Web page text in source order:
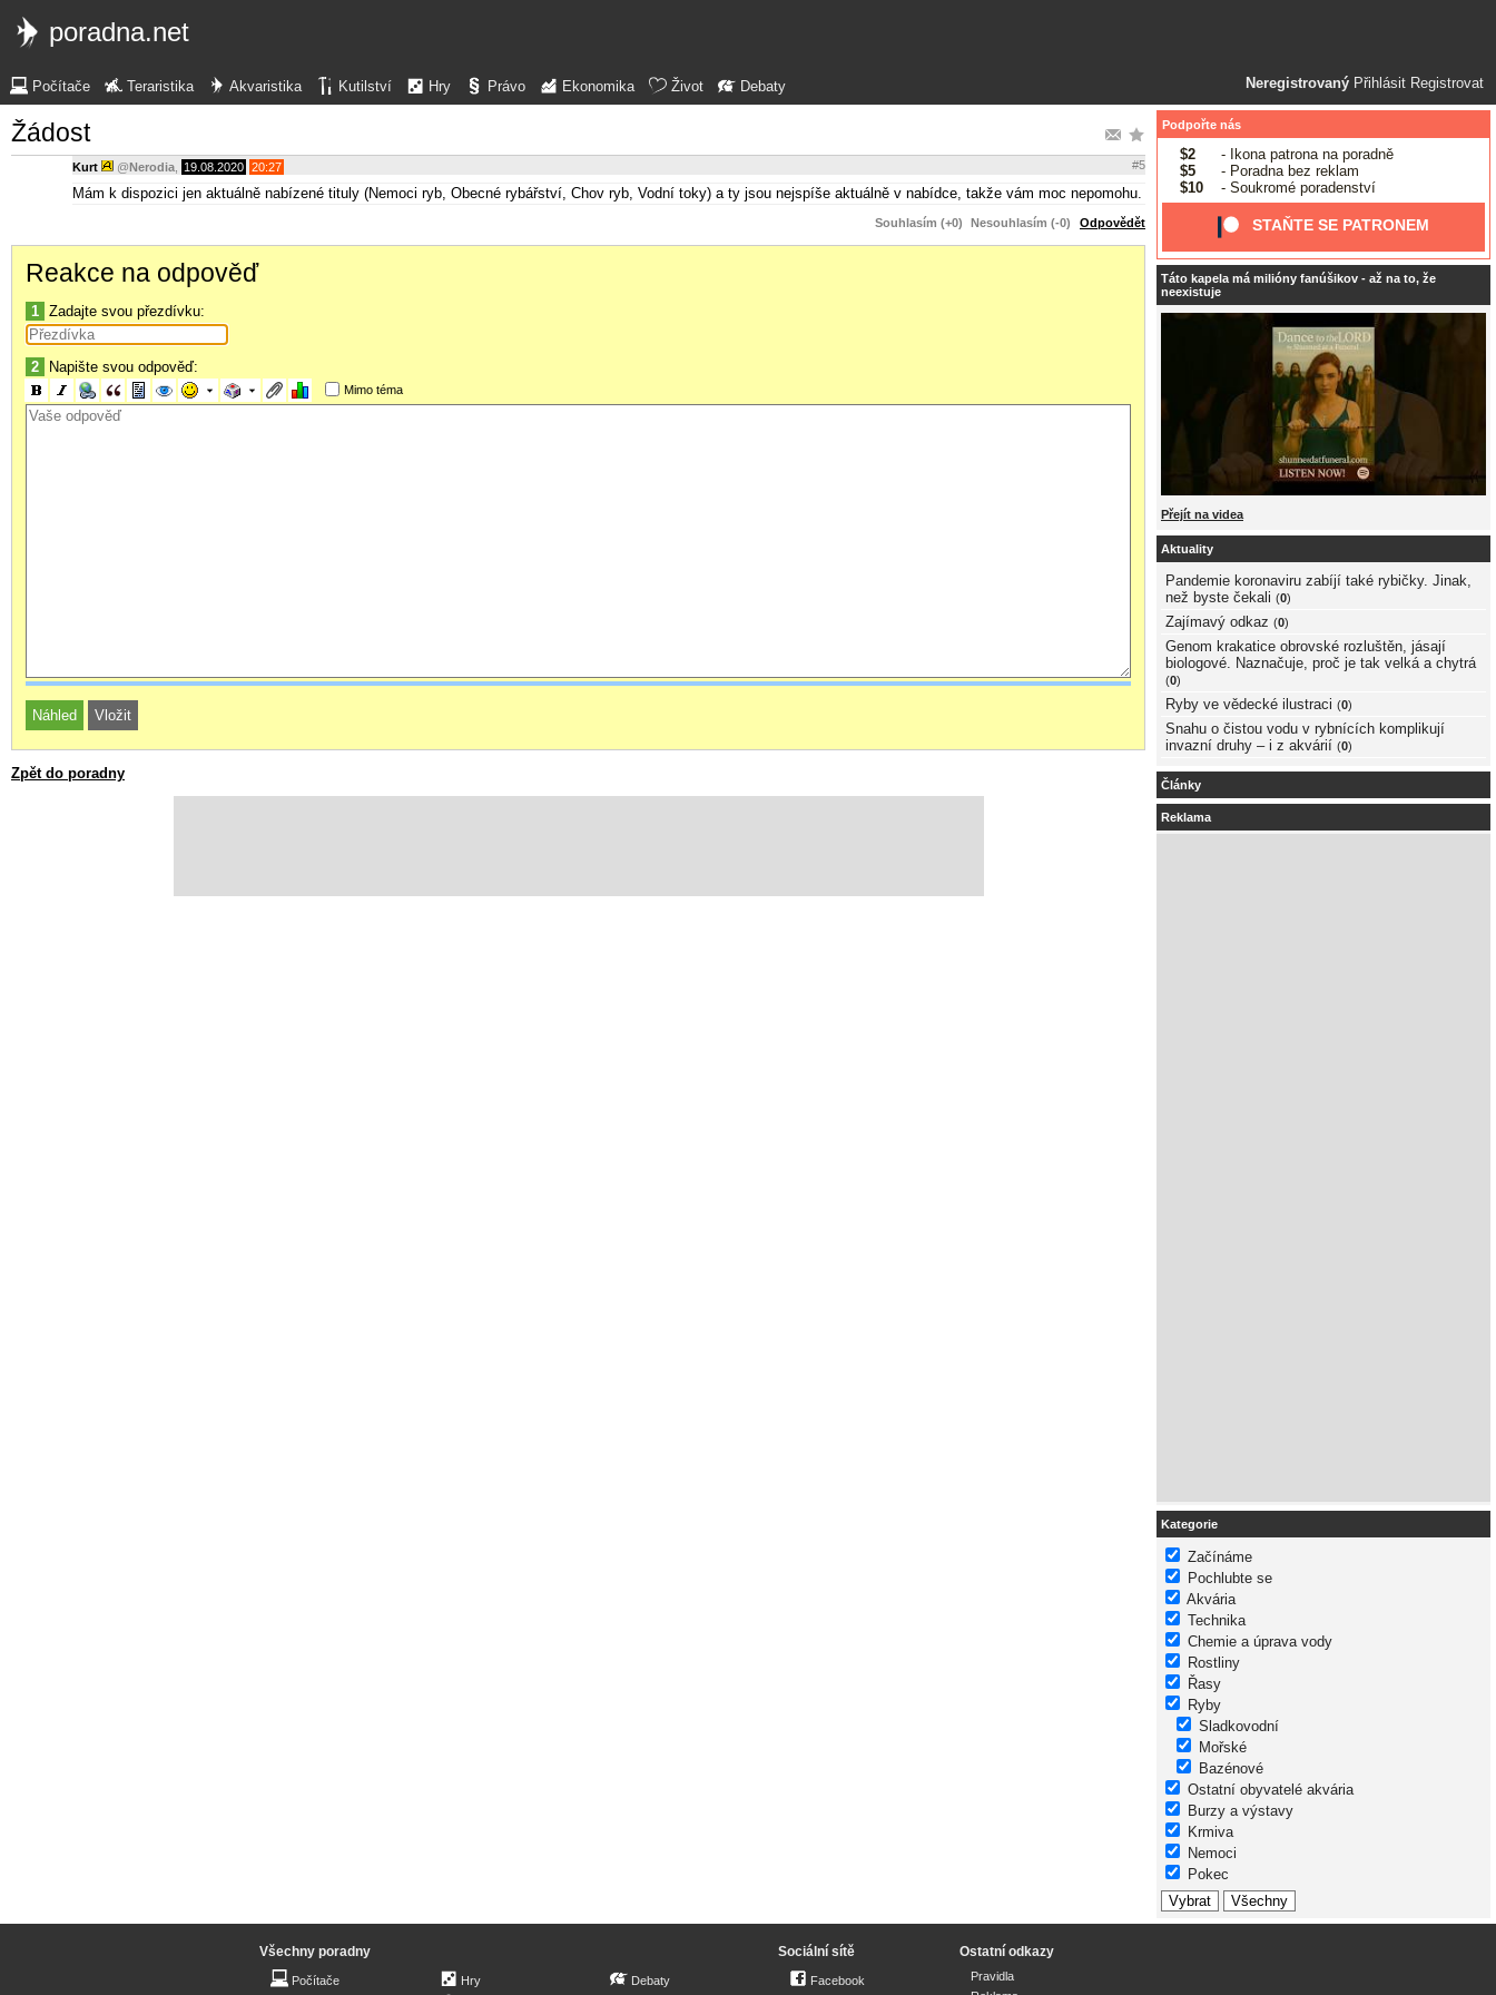
poradna.net
Neregistrovaný Přihlásit Registrovat
Počítače Teraristika Akvaristika Kutilství Hry Právo Ekonomika Život Debaty
Žádost
Kurt @Nerodia 19.08.2020 20:27 #5
Mám k dispozici jen aktuálně nabízené tituly (Nemoci ryb, Obecné rybářství, Chov ryb, Vodní toky) a ty jsou nejspíše aktuálně v nabídce, takže vám moc nepomohu.
Souhlasím (+0) Nesouhlasím (-0) Odpovědět
Reakce na odpověď
1 Zadajte svou přezdívku:
2 Napište svou odpověď:
Mimo téma
Zpět do poradny
Podpořte nás
$2
- Ikona patrona na poradně
$5
- Poradna bez reklam
$10
- Soukromé poradenství
STAŇTE SE PATRONEM
Táto kapela má milióny fanúšikov - až na to, že
neexistuje
Přejít na videa
Aktuality
Pandemie koronaviru zabíjí také rybičky. Jinak,
než byste čekali (0)
Zajímavý odkaz (0)
Genom krakatice obrovské rozluštěn, jásají
biologové. Naznačuje, proč je tak velká a chytrá
(0)
Ryby ve vědecké ilustraci (0)
Snahu o čistou vodu v rybnících komplikují
invazní druhy – i z akvárií (0)
Články
Reklama
Kategorie
Začínáme
Pochlubte se
Akvária
Technika
Chemie a úprava vody
Rostliny
Řasy
Ryby
Sladkovodní
Mořské
Bazénové
Ostatní obyvatelé akvária
Burzy a výstavy
Krmiva
Nemoci
Pokec
Všechny poradny
Počítače Hry Debaty
Sociální sítě
Facebook
Ostatní odkazy
Pravidla